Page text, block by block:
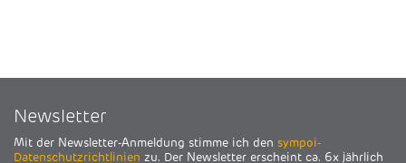
Newsletter
Mit der Newsletter-Anmeldung stimme ich den sympoi-
Datenschutzrichtlinien zu. Der Newsletter erscheint ca. 6x jährlich